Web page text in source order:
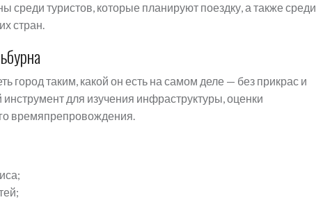
среди туристов, которые планируют поездку, а также среди
стран.
город таким, какой он есть на самом деле — без прикрас и
для изучения инфраструктуры, оценки
времяпрепровождения.